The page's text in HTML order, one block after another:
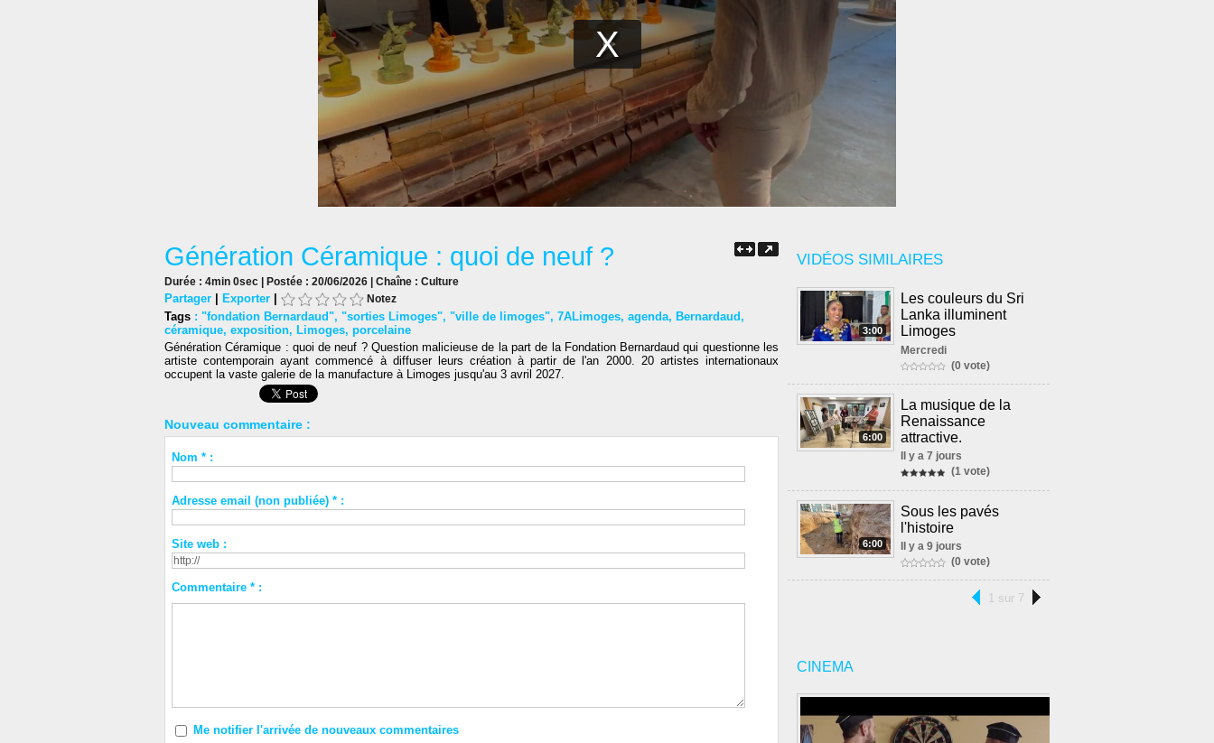
VIDÉOS SIMILAIRES
3:00
Les couleurs du Sri
Lanka illuminent
Limoges
Mercredi
(0 vote)
6:00
La musique de la
Renaissance
attractive.
Il y a 7 jours
(1 vote)
6:00
Sous les pavés
l'histoire
Il y a 9 jours
(0 vote)
1 sur 7
CINEMA
Génération Céramique : quoi de neuf ?
Durée : 4min 0sec | Postée : 20/06/2026 | Chaîne : Culture
Partager | Exporter | Notez
Tags : "fondation Bernardaud", "sorties Limoges", "ville de limoges", 7ALimoges, agenda, Bernardaud ,
céramique, exposition, Limoges, porcelaine
Génération Céramique : quoi de neuf ? Question malicieuse de la part de la Fondation Bernardaud qui questionne les
artiste contemporain ayant commencé à diffuser leurs création à partir de l'an 2000. 20 artistes internationaux
occupent la vaste galerie de la manufacture à Limoges jusqu'au 3 avril 2027.
Nouveau commentaire :
Nom * :
Adresse email (non publiée) * :
Site web :
Commentaire * :
Me notifier l'arrivée de nouveaux commentaires